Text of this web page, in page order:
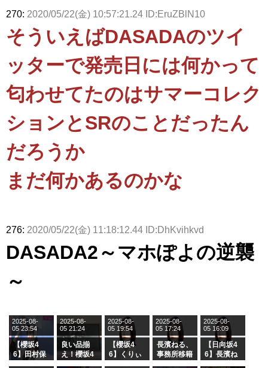
270: 2020/05/22(金) 10:57:21.24 ID:EruZBlN10
そういえばDASADAのツイ
ッターで発売日には何かって
匂わせてたのはサマーコレク
ションとSRのことだったん
だろうか
まだ何かあるのかな
276: 2020/05/22(金) 11:18:12.44 ID:DhKvihkvd
DASADA2～マホぽよの逆襲
～
【櫻坂4
6】田村保
2025-08-
05 23:54
良い品揃
え！櫻坂4
2025-08-
05 21:24
【櫻坂4
6】くりぃ
2025-08-
05 19:54
長濱ねる、
事務所移籍
2025-08-
05 17:24
【日向坂4
6】長濱ね
2025-08-
05 16:09